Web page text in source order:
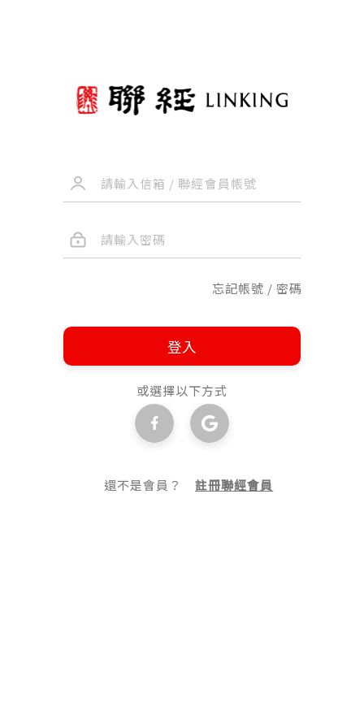
忘記帳號 / 密碼
登入
或選擇以下方式
還不是會員？註冊聯經會員